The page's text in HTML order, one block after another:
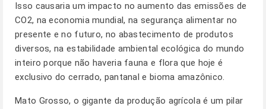
Isso causaria um impacto no aumento das emissões de
CO2, na economia mundial, na segurança alimentar no
presente e no futuro, no abastecimento de produtos
diversos, na estabilidade ambiental ecológica do mundo
inteiro porque não haveria fauna e flora que hoje é
exclusivo do cerrado, pantanal e bioma amazônico.
Mato Grosso, o gigante da produção agrícola é um pilar